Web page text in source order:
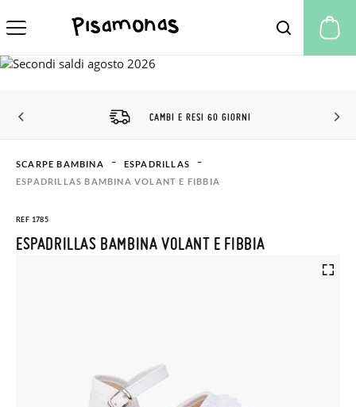
CAMBI E RESI 60 GIORNI
SCARPE BAMBINA
ESPADRILLAS
ESPADRILLAS BAMBINA VOLANT E FIBBIA
REF 1785
ESPADRILLAS BAMBINA VOLANT E FIBBIA